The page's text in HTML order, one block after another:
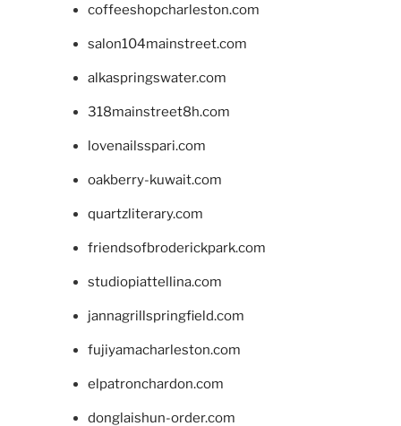
coffeeshopcharleston.com
salon104mainstreet.com
alkaspringswater.com
318mainstreet8h.com
lovenailsspari.com
oakberry-kuwait.com
quartzliterary.com
friendsofbroderickpark.com
studiopiattellina.com
jannagrillspringfield.com
fujiyamacharleston.com
elpatronchardon.com
donglaishun-order.com